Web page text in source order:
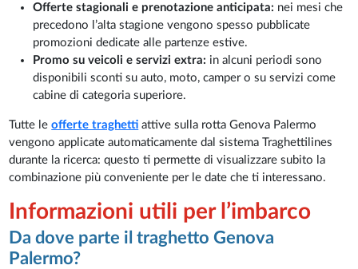
Offerte stagionali e prenotazione anticipata: nei mesi che
precedono l’alta stagione vengono spesso pubblicate
promozioni dedicate alle partenze estive.
Promo su veicoli e servizi extra: in alcuni periodi sono
disponibili sconti su auto, moto, camper o su servizi come
cabine di categoria superiore.
Tutte leofferte traghetti attive sulla rotta Genova Palermo
vengono applicate automaticamente dal sistema Traghettilines
durante la ricerca: questo ti permette di visualizzare subito la
combinazione più conveniente per le date che ti interessano.
Informazioni utili per l’imbarco
Da dove parte il traghetto Genova
Palermo?